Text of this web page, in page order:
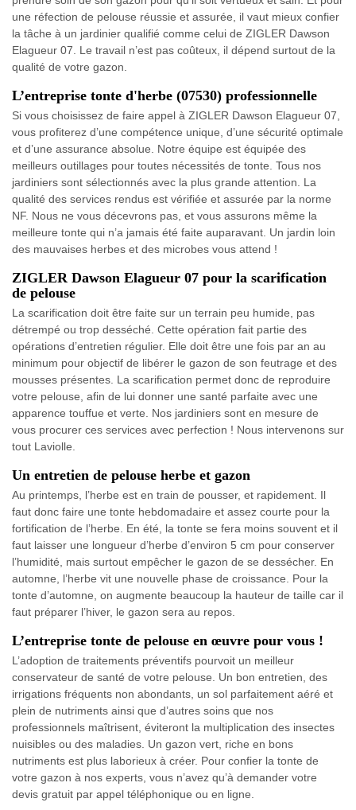
une réfection de pelouse réussie et assurée, il vaut mieux confier
la tâche à un jardinier qualifié comme celui de ZIGLER Dawson
Elagueur 07. Le travail n’est pas coûteux, il dépend surtout de la
qualité de votre gazon.
L’entreprise tonte d'herbe (07530) professionnelle
Si vous choisissez de faire appel à ZIGLER Dawson Elagueur 07,
vous profiterez d’une compétence unique, d’une sécurité optimale
et d’une assurance absolue. Notre équipe est équipée des
meilleurs outillages pour toutes nécessités de tonte. Tous nos
jardiniers sont sélectionnés avec la plus grande attention. La
qualité des services rendus est vérifiée et assurée par la norme
NF. Nous ne vous décevrons pas, et vous assurons même la
meilleure tonte qui n’a jamais été faite auparavant. Un jardin loin
des mauvaises herbes et des microbes vous attend !
ZIGLER Dawson Elagueur 07 pour la scarification
de pelouse
La scarification doit être faite sur un terrain peu humide, pas
détrempé ou trop desséché. Cette opération fait partie des
opérations d’entretien régulier. Elle doit être une fois par an au
minimum pour objectif de libérer le gazon de son feutrage et des
mousses présentes. La scarification permet donc de reproduire
votre pelouse, afin de lui donner une santé parfaite avec une
apparence touffue et verte. Nos jardiniers sont en mesure de
vous procurer ces services avec perfection ! Nous intervenons sur
tout Laviolle.
Un entretien de pelouse herbe et gazon
Au printemps, l’herbe est en train de pousser, et rapidement. Il
faut donc faire une tonte hebdomadaire et assez courte pour la
fortification de l’herbe. En été, la tonte se fera moins souvent et il
faut laisser une longueur d’herbe d’environ 5 cm pour conserver
l’humidité, mais surtout empêcher le gazon de se dessécher. En
automne, l’herbe vit une nouvelle phase de croissance. Pour la
tonte d’automne, on augmente beaucoup la hauteur de taille car il
faut préparer l’hiver, le gazon sera au repos.
L’entreprise tonte de pelouse en œuvre pour vous !
L’adoption de traitements préventifs pourvoit un meilleur
conservateur de santé de votre pelouse. Un bon entretien, des
irrigations fréquents non abondants, un sol parfaitement aéré et
plein de nutriments ainsi que d’autres soins que nos
professionnels maîtrisent, éviteront la multiplication des insectes
nuisibles ou des maladies. Un gazon vert, riche en bons
nutriments est plus laborieux à créer. Pour confier la tonte de
votre gazon à nos experts, vous n’avez qu’à demander votre
devis gratuit par appel téléphonique ou en ligne.